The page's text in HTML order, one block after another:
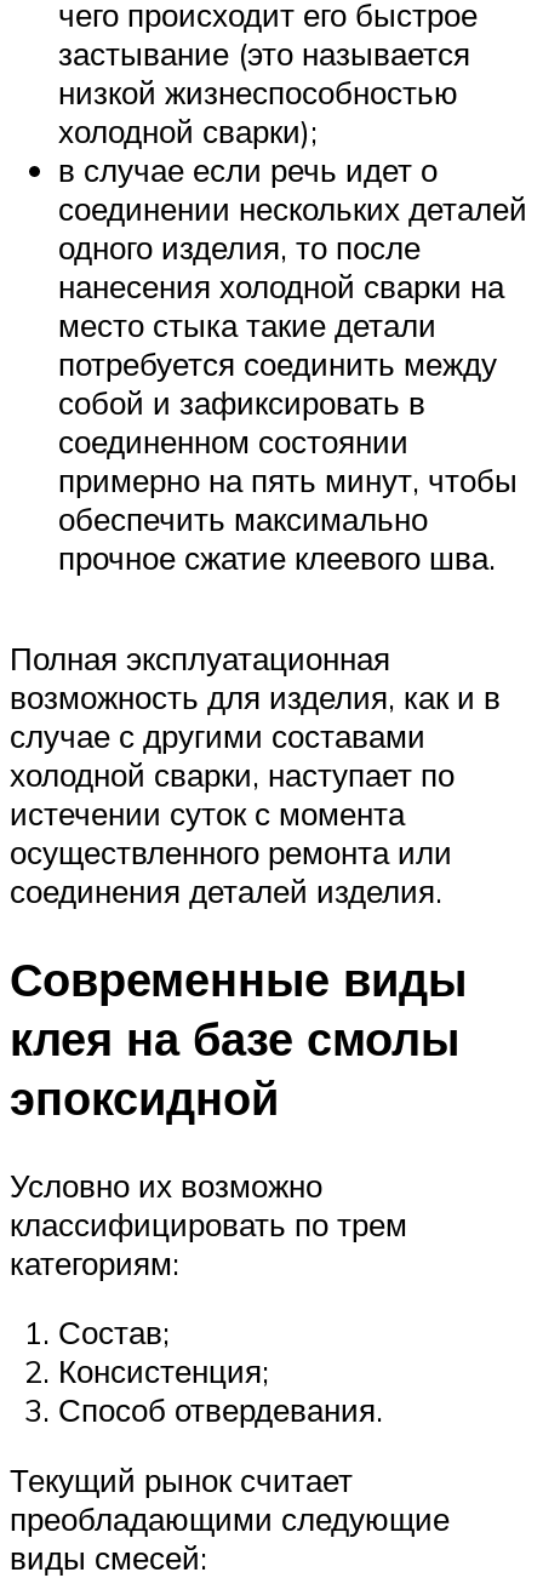
чего происходит его быстрое
застывание (это называется
низкой жизнеспособностью
холодной сварки);
в случае если речь идет о
соединении нескольких деталей
одного изделия, то после
нанесения холодной сварки на
место стыка такие детали
потребуется соединить между
собой и зафиксировать в
соединенном состоянии
примерно на пять минут, чтобы
обеспечить максимально
прочное сжатие клеевого шва.
Полная эксплуатационная
возможность для изделия, как и в
случае с другими составами
холодной сварки, наступает по
истечении суток с момента
осуществленного ремонта или
соединения деталей изделия.
Современные виды
клея на базе смолы
эпоксидной
Условно их возможно
классифицировать по трем
категориям:
Состав;
Консистенция;
Способ отвердевания.
Текущий рынок считает
преобладающими следующие
виды смесей: